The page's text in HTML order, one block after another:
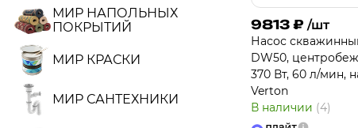
МИР НАПОЛЬНЫХ
ПОКРЫТИЙ
МИР КРАСКИ
МИР САНТЕХНИКИ
9813 ₽ /шт
Насос
DW50,
370 Вт, 60 л/мин,
Verton
В наличии (4)